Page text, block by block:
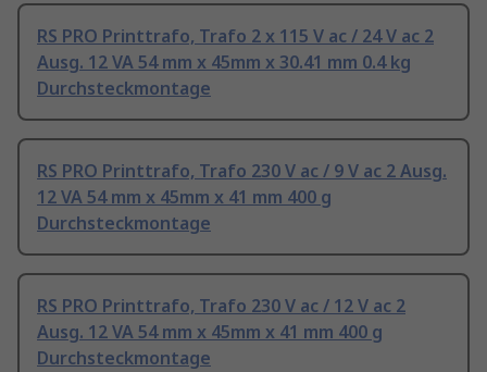
RS PRO Printtrafo, Trafo 2 x 115 V ac / 24 V ac 2
Ausg. 12 VA 54 mm x 45mm x 30.41 mm 0.4 kg
Durchsteckmontage
RS PRO Printtrafo, Trafo 230 V ac / 9 V ac 2 Ausg.
12 VA 54 mm x 45mm x 41 mm 400 g
Durchsteckmontage
RS PRO Printtrafo, Trafo 230 V ac / 12 V ac 2
Ausg. 12 VA 54 mm x 45mm x 41 mm 400 g
Durchsteckmontage